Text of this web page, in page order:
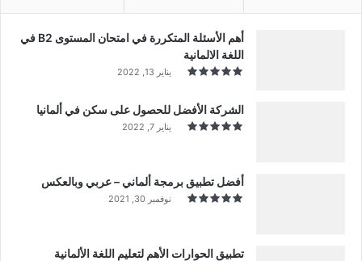
أهم الأسئلة المتكررة في امتحان المستوى B2 في
اللغة الالمانية
يناير 13, 2022
الشركة الأفضل للحصول على سكن في ألمانيا
يناير 7, 2022
أفضل تطبيق برمجة ألماني – عربي وبالعكس
نوفمبر 30, 2021
تطبيق الحوارات الأهم لتعليم اللغة الألمانية